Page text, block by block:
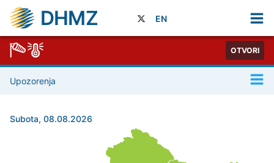
DHMZ EN
OTVORI
Upozorenja
Subota, 08.08.2026